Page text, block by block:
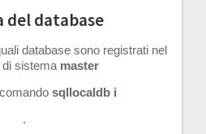
del database
database sono registrati nel
sistema master
sqllocaldb i
.